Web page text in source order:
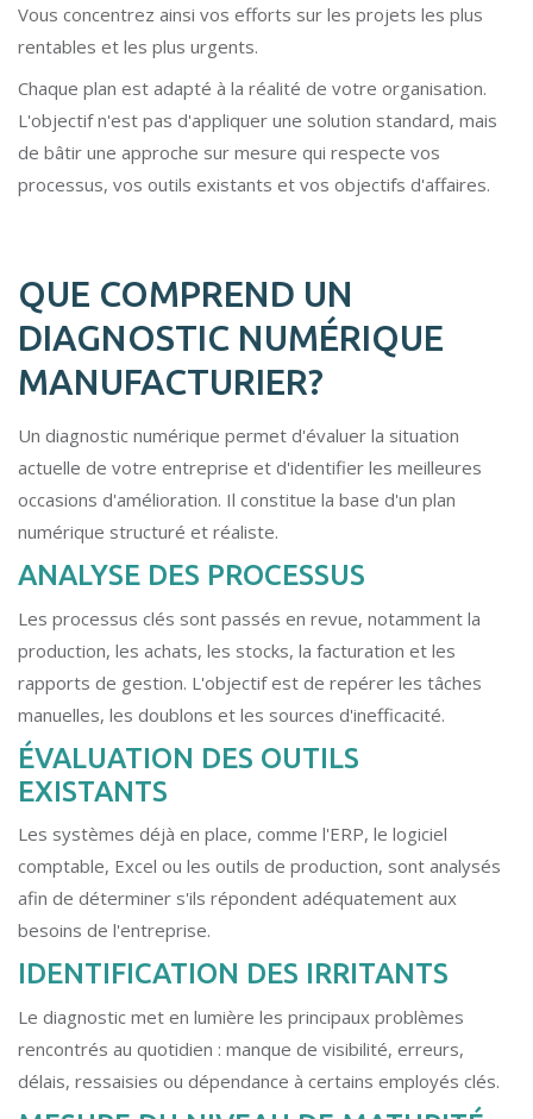
Vous concentrez ainsi vos efforts sur les projets les plus
rentables et les plus urgents.
Chaque plan est adapté à la réalité de votre organisation.
L'objectif n'est pas d'appliquer une solution standard, mais
de bâtir une approche sur mesure qui respecte vos
processus, vos outils existants et vos objectifs d'affaires.
QUE COMPREND UN
DIAGNOSTIC NUMÉRIQUE
MANUFACTURIER?
Un diagnostic numérique permet d'évaluer la situation
actuelle de votre entreprise et d'identifier les meilleures
occasions d'amélioration. Il constitue la base d'un plan
numérique structuré et réaliste.
ANALYSE DES PROCESSUS
Les processus clés sont passés en revue, notamment la
production, les achats, les stocks, la facturation et les
rapports de gestion. L'objectif est de repérer les tâches
manuelles, les doublons et les sources d'inefficacité.
ÉVALUATION DES OUTILS
EXISTANTS
Les systèmes déjà en place, comme l'ERP, le logiciel
comptable, Excel ou les outils de production, sont analysés
afin de déterminer s'ils répondent adéquatement aux
besoins de l'entreprise.
IDENTIFICATION DES IRRITANTS
Le diagnostic met en lumière les principaux problèmes
rencontrés au quotidien : manque de visibilité, erreurs,
délais, ressaisies ou dépendance à certains employés clés.